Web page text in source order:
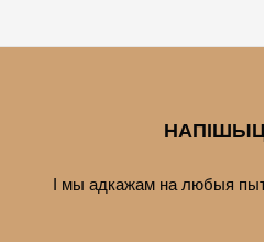
І мы адкажам на любыя